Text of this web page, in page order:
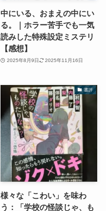
中にいる、おまえの中にい
る。｜ホラー苦手でも一気
読みした特殊設定ミステリ
【感想】
2025年8月9日 2025年11月16日
書評
様々な「こわい」を味わ
う：「学校の怪談じゃ、も